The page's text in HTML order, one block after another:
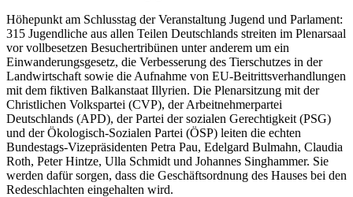
Höhepunkt am Schlusstag der Veranstaltung Jugend und Parlament:
315 Jugendliche aus allen Teilen Deutschlands streiten im Plenarsaal
vor vollbesetzen Besuchertribünen unter anderem um ein
Einwanderungsgesetz, die Verbesserung des Tierschutzes in der
Landwirtschaft sowie die Aufnahme von EU-Beitrittsverhandlungen
mit dem fiktiven Balkanstaat Illyrien. Die Plenarsitzung mit der
Christlichen Volkspartei (CVP), der Arbeitnehmerpartei
Deutschlands (APD), der Partei der sozialen Gerechtigkeit (PSG)
und der Ökologisch-Sozialen Partei (ÖSP) leiten die echten
Bundestags-Vizepräsidenten Petra Pau, Edelgard Bulmahn, Claudia
Roth, Peter Hintze, Ulla Schmidt und Johannes Singhammer. Sie
werden dafür sorgen, dass die Geschäftsordnung des Hauses bei den
Redeschlachten eingehalten wird.